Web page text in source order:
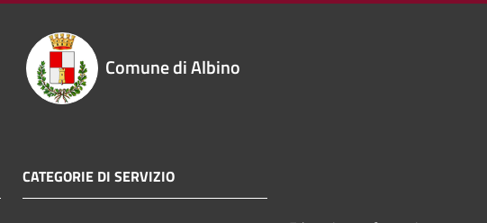
Comune di Albino
CATEGORIE DI SERVIZIO